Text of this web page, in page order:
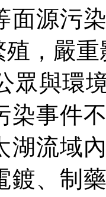
源污染
，嚴
眾與環
染事件
湖流域
鍍、制